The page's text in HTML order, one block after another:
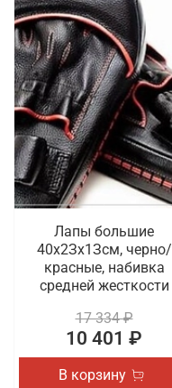
Лапы большие
40х2Зх1Зсм, черно/
красные, набивка
средней жесткости
17 334 ₽
10 401 ₽
В корзину